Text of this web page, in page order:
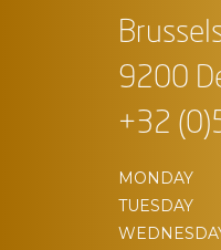
9200
+32
MONDAY
TUESDAY